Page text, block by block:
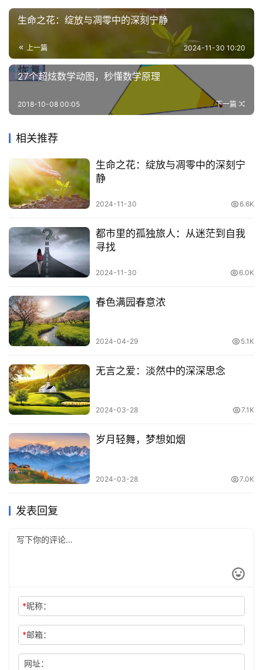
答
专
区
常
网
址
生命之花：绽放与凋零中的深刻宁静
上一篇 2024-11-30 10:20
27个超炫数学动图，秒懂数学原理
下一篇
2018-10-08 00:05
相关推荐
生命之花：绽放与凋零中的深刻宁
静
2024-11-30 6.6K
都市里的孤独旅人：从迷茫到自我
寻找
2024-11-30 6.0K
春色满园春意浓
2024-04-29 5.1K
无言之爱：淡然中的深深思念
2024-03-28 7.1K
岁月轻舞，梦想如烟
2024-03-28 7.0K
发表回复
*昵称：
*邮箱：
网址：